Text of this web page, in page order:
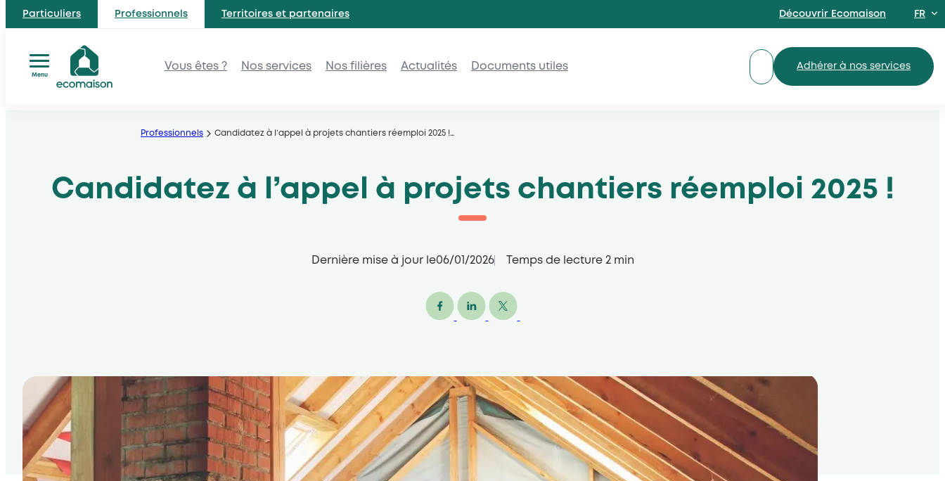
Particuliers Professionnels Territoires et partenaires Découvrir Ecomaison FR
Menu
Vous êtes ? Nos services Nos filières Actualités Documents utiles Adhérer à nos services
Professionnels Candidatez à l’appel à projets chantiers réemploi 2025 !…
Candidatez à l’appel à projets chantiers réemploi 2025 !
Dernière mise à jour le06/01/2026 Temps de lecture 2 min